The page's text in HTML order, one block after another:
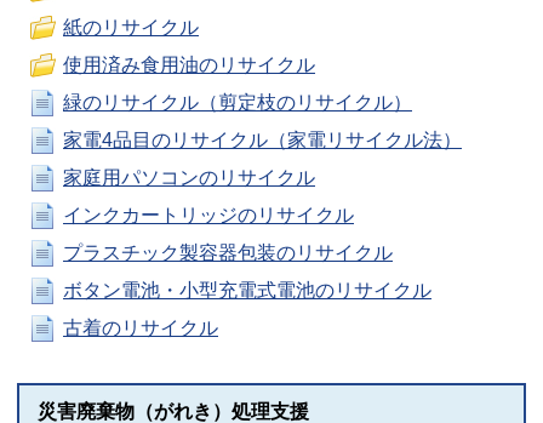
紙のリサイクル
使用済み食用油のリサイクル
緑のリサイクル（剪定枝のリサイクル）
家電4品目のリサイクル（家電リサイクル法）
家庭用パソコンのリサイクル
インクカートリッジのリサイクル
プラスチック製容器包装のリサイクル
ボタン電池・小型充電式電池のリサイクル
古着のリサイクル
災害廃棄物（がれき）処理支援